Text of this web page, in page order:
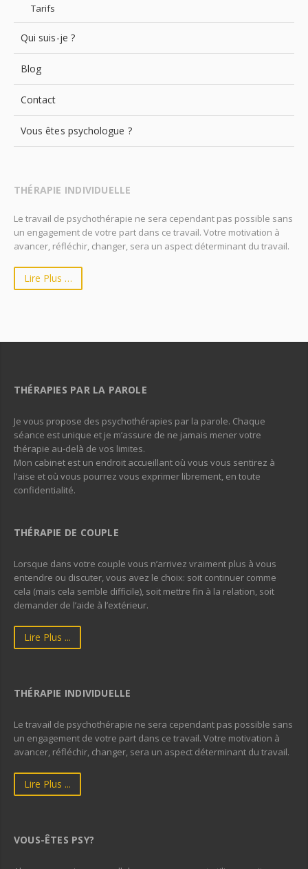
Tarifs
Qui suis-je ?
Blog
Contact
Vous êtes psychologue ?
THÉRAPIE INDIVIDUELLE
Le travail de psychothérapie ne sera cependant pas possible sans
un engagement de votre part dans ce travail. Votre motivation à
avancer, réfléchir, changer, sera un aspect déterminant du travail.
Lire Plus …
THÉRAPIES PAR LA PAROLE
Je vous propose des psychothérapies par la parole. Chaque
séance est unique et je m’assure de ne jamais mener votre
thérapie au-delà de vos limites.
Mon cabinet est un endroit accueillant où vous vous sentirez à
l’aise et où vous pourrez vous exprimer librement, en toute
confidentialité.
THÉRAPIE DE COUPLE
Lorsque dans votre couple vous n’arrivez vraiment plus à vous
entendre ou discuter, vous avez le choix: soit continuer comme
cela (mais cela semble difficile), soit mettre fin à la relation, soit
demander de l’aide à l’extérieur.
Lire Plus ...
THÉRAPIE INDIVIDUELLE
Le travail de psychothérapie ne sera cependant pas possible sans
un engagement de votre part dans ce travail. Votre motivation à
avancer, réfléchir, changer, sera un aspect déterminant du travail.
Lire Plus ...
VOUS-ÊTES PSY?